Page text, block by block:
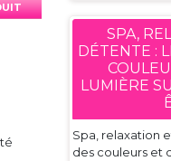
SPA,
DÉTENTE :
LUMIÈRE
Spa, relaxation
des couleurs et